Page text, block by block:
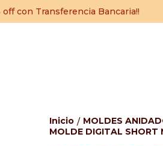
off con Transferencia Bancaria!!
Inicio / MOLDES
MOLDE DIGITAL SHORT